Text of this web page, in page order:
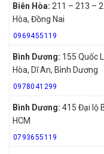
Biên Hòa: 211 – 213 –
Hòa, Đồng Nai
0969455119
Bình Dương: 155 Quốc
Hòa, Dĩ An, Bình Dương
0978041299
Bình Dương: 415 Đại lộ
HCM
0793655119